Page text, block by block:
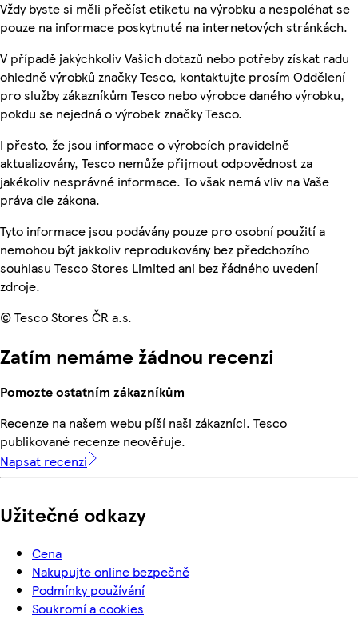
Vždy byste si měli přečíst etiketu na výrobku a nespoléhat se
pouze na informace poskytnuté na internetových stránkách.
V případě jakýchkoliv Vašich dotazů nebo potřeby získat radu
ohledně výrobků značky Tesco, kontaktujte prosím Oddělení
pro služby zákazníkům Tesco nebo výrobce daného výrobku,
pokdu se nejedná o výrobek značky Tesco.
I přesto, že jsou informace o výrobcích pravidelně
aktualizovány, Tesco nemůže přijmout odpovědnost za
jakékoliv nesprávné informace. To však nemá vliv na Vaše
práva dle zákona.
Tyto informace jsou podávány pouze pro osobní použití a
nemohou být jakkoliv reprodukovány bez předchozího
souhlasu Tesco Stores Limited ani bez řádného uvedení
zdroje.
© Tesco Stores ČR a.s.
Zatím nemáme žádnou recenzi
Pomozte ostatním zákazníkům
Recenze na našem webu píší naši zákazníci. Tesco
publikované recenze neověřuje.
Napsat recenzi
Užitečné odkazy
Cena
Nakupujte online bezpečně
Podmínky používání
Soukromí a cookies